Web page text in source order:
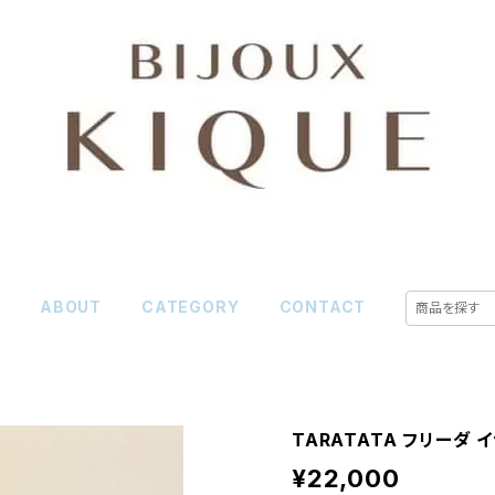
ABOUT CATEGORY CONTACT
TARATATA フリーダ イ
¥22,000